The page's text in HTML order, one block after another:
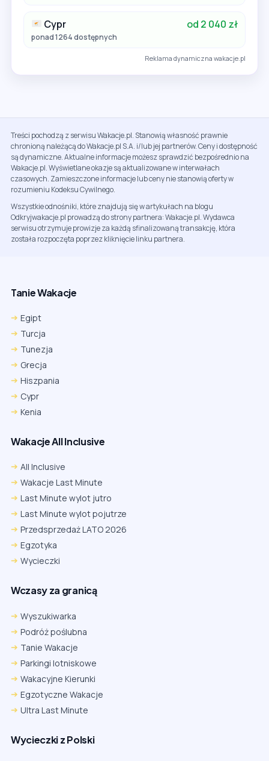
Cypr od 2 040 zł
ponad 1264 dostępnych
Reklama dynamiczna wakacje.pl
Treści pochodzą z serwisu Wakacje.pl. Stanowią własność prawnie
chronioną należącą do Wakacje.pl S.A. i/lub jej partnerów. Ceny i dostępność
są dynamiczne. Aktualne informacje możesz sprawdzić bezpośrednio na
Wakacje.pl. Wyświetlane okazje są aktualizowane w interwałach
czasowych. Zamieszczone informacje lub ceny nie stanowią oferty w
rozumieniu Kodeksu Cywilnego.
Wszystkie odnośniki, które znajdują się w artykułach na blogu
Odkryjwakacje.pl prowadzą do strony partnera: Wakacje.pl. Wydawca
serwisu otrzymuje prowizje za każdą sfinalizowaną transakcję, która
została rozpoczęta poprzez kliknięcie linku partnera.
Tanie Wakacje
Egipt
Turcja
Tunezja
Grecja
Hiszpania
Cypr
Kenia
Wakacje All Inclusive
All Inclusive
Wakacje Last Minute
Last Minute wylot jutro
Last Minute wylot pojutrze
Przedsprzedaż LATO 2026
Egzotyka
Wycieczki
Wczasy za granicą
Wyszukiwarka
Podróż poślubna
Tanie Wakacje
Parkingi lotniskowe
Wakacyjne Kierunki
Egzotyczne Wakacje
Ultra Last Minute
Wycieczki z Polski